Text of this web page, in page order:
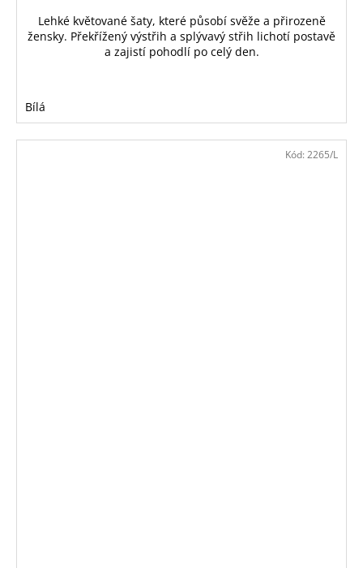
Lehké květované šaty, které působí svěže a přirozeně
žensky. Překřížený výstřih a splývavý střih lichotí postavě
a zajistí pohodlí po celý den.
Bílá
Kód: 2265/L